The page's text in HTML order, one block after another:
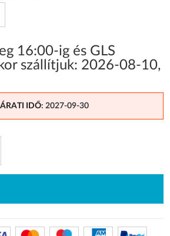
16:00-ig és GLS
szállítjuk: 2026-08-10,
IDŐ: 2027-09-30